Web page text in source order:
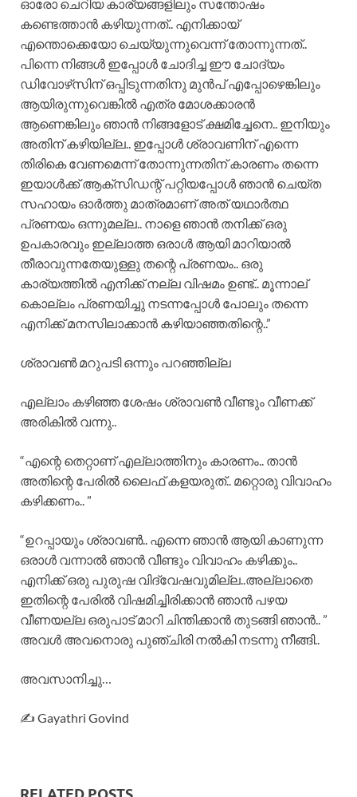
ഓരോ ചെറിയ കാര്യങ്ങളിലും സന്തോഷം
കണ്ടെത്താൻ കഴിയുന്നത്.. എനിക്കായ്
എന്തൊക്കെയോ ചെയ്യുന്നുവെന്ന് തോന്നുന്നത്..
പിന്നെ നിങ്ങൾ ഇപ്പോൾ ചോദിച്ച ഈ ചോദ്യം
ഡിവോഴ്‌സിന് ഒപ്പിടുന്നതിനു മുൻപ് എപ്പോഴെങ്കിലും
ആയിരുന്നുവെങ്കിൽ എത്ര മോശക്കാരൻ
ആണെങ്കിലും ഞാൻ നിങ്ങളോട് ക്ഷമിച്ചേനെ.. ഇനിയും
അതിന് കഴിയില്ല.. ഇപ്പോൾ ശ്രാവണിന് എന്നെ
തിരികെ വേണമെന്ന് തോന്നുന്നതിന് കാരണം തന്നെ
ഇയാൾക്ക് ആക്‌സിഡന്റ് പറ്റിയപ്പോൾ ഞാൻ ചെയ്ത
സഹായം ഓർത്തു മാത്രമാണ് അത് യഥാർത്ഥ
പ്രണയം ഒന്നുമല്ല.. നാളെ ഞാൻ തനിക്ക് ഒരു
ഉപകാരവും ഇല്ലാത്ത ഒരാൾ ആയി മാറിയാൽ
തീരാവുന്നതേയുള്ളു തന്റെ പ്രണയം.. ഒരു
കാര്യത്തിൽ എനിക്ക് നല്ല വിഷമം ഉണ്ട്.. മൂന്നാല്
കൊല്ലം പ്രണയിച്ചു നടന്നപ്പോൾ പോലും തന്നെ
എനിക്ക് മനസിലാക്കാൻ കഴിയാഞ്ഞതിന്റെ..”
ശ്രാവൺ മറുപടി ഒന്നും പറഞ്ഞില്ല
എല്ലാം കഴിഞ്ഞ ശേഷം ശ്രാവൺ വീണ്ടും വീണക്ക്
അരികിൽ വന്നു..
“എന്റെ തെറ്റാണ് എല്ലാത്തിനും കാരണം.. താൻ
അതിന്റെ പേരിൽ ലൈഫ് കളയരുത്.. മറ്റൊരു വിവാഹം
കഴിക്കണം.. ”
“ഉറപ്പായും ശ്രാവൺ.. എന്നെ ഞാൻ ആയി കാണുന്ന
ഒരാൾ വന്നാൽ ഞാൻ വീണ്ടും വിവാഹം കഴിക്കും..
എനിക്ക് ഒരു പുരുഷ വിദ്വേഷവുമില്ല..അല്ലാതെ
ഇതിന്റെ പേരിൽ വിഷമിച്ചിരിക്കാൻ ഞാൻ പഴയ
വീണയല്ല ഒരുപാട് മാറി ചിന്തിക്കാൻ തുടങ്ങി ഞാൻ.. ”
അവൾ അവനൊരു പുഞ്ചിരി നൽകി നടന്നു നീങ്ങി..
അവസാനിച്ചു…
✍️ Gayathri Govind